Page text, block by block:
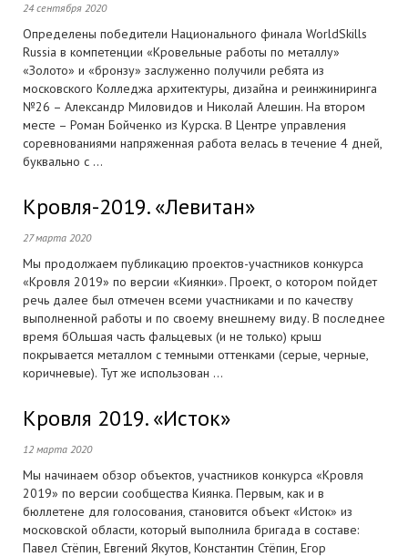
24 сентября 2020
Определены победители Национального финала WorldSkills
Russia в компетенции «Кровельные работы по металлу»
«Золото» и «бронзу» заслуженно получили ребята из
московского Колледжа архитектуры, дизайна и реинжиниринга
№26 – Александр Миловидов и Николай Алешин. На втором
месте – Роман Бойченко из Курска. В Центре управления
соревнованиями напряженная работа велась в течение 4 дней,
буквально с ...
Кровля-2019. «Левитан»
27 марта 2020
Мы продолжаем публикацию проектов-участников конкурса
«Кровля 2019» по версии «Киянки». Проект, о котором пойдет
речь далее был отмечен всеми участниками и по качеству
выполненной работы и по своему внешнему виду. В последнее
время бОльшая часть фальцевых (и не только) крыш
покрывается металлом с темными оттенками (серые, черные,
коричневые). Тут же использован ...
Кровля 2019. «Исток»
12 марта 2020
Мы начинаем обзор объектов, участников конкурса «Кровля
2019» по версии сообщества Киянка. Первым, как и в
бюллетене для голосования, становится объект «Исток» из
московской области, который выполнила бригада в составе:
Павел Стёпин, Евгений Якутов, Константин Стёпин, Егор